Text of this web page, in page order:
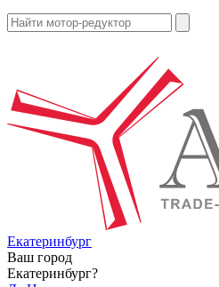
Екатеринбург
Ваш город
Екатеринбург?